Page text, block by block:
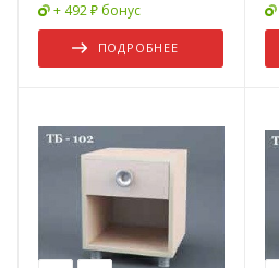
+ 492 ₽ бонус
ПОДРОБНЕЕ